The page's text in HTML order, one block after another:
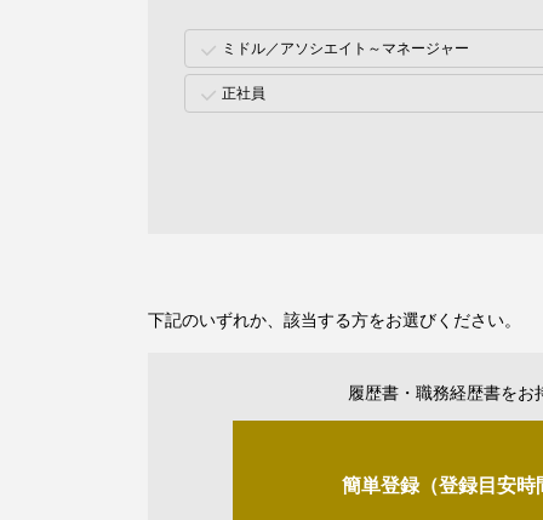
ミドル／アソシエイト～マネージャー
正社員
下記のいずれか、該当する方をお選びください。
履歴書・職務経歴書をお
簡単登録（登録目安時